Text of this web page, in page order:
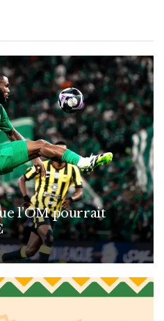
l’OM pourrait